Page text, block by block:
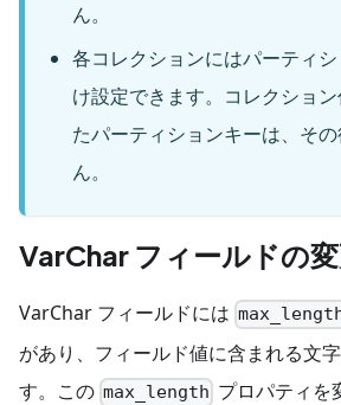
ん。
各コレクションにはパーティ
け設定できます。コレクショ
たパーティションキーは、そ
ん。
VarChar フィールドの
VarChar フィールドには
があり、フィールド値に含まれる文
す。この max_length プロパティを